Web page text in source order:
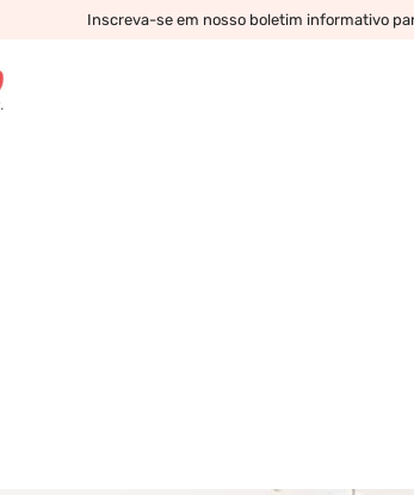
Inscreva-se em nosso boletim informativo